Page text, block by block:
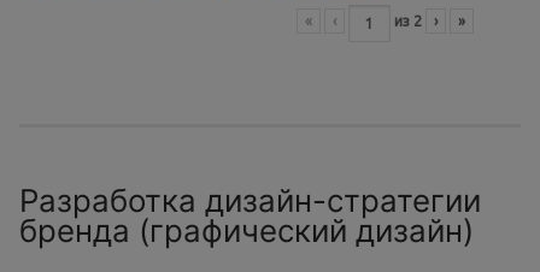
« ‹ из 2 › »
Разработка дизайн-стратегии
бренда (графический дизайн)